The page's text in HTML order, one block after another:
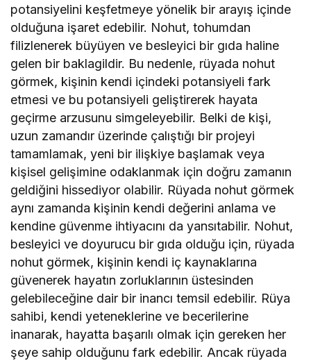
potansiyelini keşfetmeye yönelik bir arayış içinde
olduğuna işaret edebilir. Nohut, tohumdan
filizlenerek büyüyen ve besleyici bir gıda haline
gelen bir baklagildir. Bu nedenle, rüyada nohut
görmek, kişinin kendi içindeki potansiyeli fark
etmesi ve bu potansiyeli geliştirerek hayata
geçirme arzusunu simgeleyebilir. Belki de kişi,
uzun zamandır üzerinde çalıştığı bir projeyi
tamamlamak, yeni bir ilişkiye başlamak veya
kişisel gelişimine odaklanmak için doğru zamanın
geldiğini hissediyor olabilir. Rüyada nohut görmek
aynı zamanda kişinin kendi değerini anlama ve
kendine güvenme ihtiyacını da yansıtabilir. Nohut,
besleyici ve doyurucu bir gıda olduğu için, rüyada
nohut görmek, kişinin kendi iç kaynaklarına
güvenerek hayatın zorluklarının üstesinden
gelebileceğine dair bir inancı temsil edebilir. Rüya
sahibi, kendi yeteneklerine ve becerilerine
inanarak, hayatta başarılı olmak için gereken her
şeye sahip olduğunu fark edebilir. Ancak rüyada